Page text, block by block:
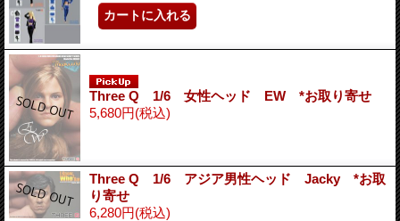
Three Q 1/6 女性ヘッド EW *お取り寄せ
5,680円(税込)
Three Q 1/6 アジア男性ヘッド Jacky *お取
り寄せ
6,280円(税込)